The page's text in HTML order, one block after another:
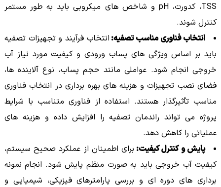
TSS، کدورت، pH و شاخص های میکروبی باید به طور مستمر
کنترل شوند.
انتخاب فناوری مناسب تصفیه: انتخاب فرآیند و تجهیزات تصفیه
باید بر اساس ویژگی های پساب ورودی و کیفیت مورد نیاز آب
خروجی انجام شود. عواملی مانند حجم پساب، نوع آلاینده ها،
فضای نصب تجهیزات و هزینه های بهره برداری در انتخاب فناوری
مناسب تأثیرگذار هستند. استفاده از فناوری متناسب با شرایط
پروژه می تواند راندمان تصفیه را افزایش داده و هزینه های
عملیاتی را کاهش دهد.
پایش و کنترل کیفیت: برای اطمینان از عملکرد صحیح سیستم،
کیفیت آب خروجی باید به صورت منظم پایش شود. انجام نمونه
برداری های دوره ای و بررسی پارامترهای فیزیکی، شیمیایی و